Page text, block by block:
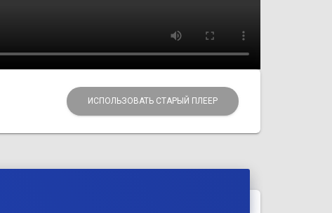
ИСПОЛЬЗОВАТЬ СТАРЫЙ ПЛЕЕР